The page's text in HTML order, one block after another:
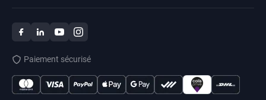
Paiement sécurisé